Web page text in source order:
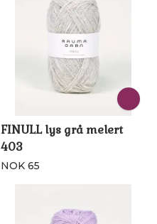
FINULL lys grå melert
403
NOK 65